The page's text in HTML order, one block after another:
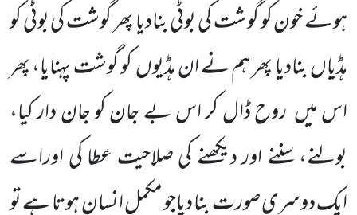
ہوئے خون کو گوشت کی بوٹی بنادیا پھر گوشت کی بوٹی کو
ہڈیاں بنادیا پھر ہم نے ان ہڈیوںکو گوشت پہنایا، پھر
اس میں روح ڈال کر اس بے جان کو جان دار کیا،
بولنے، سننے اور دیکھنے کی صلاحیت عطا کی اوراسے
ایک دوسری صورت بنا دیاجو مکمل انسان ہوتا ہے تو